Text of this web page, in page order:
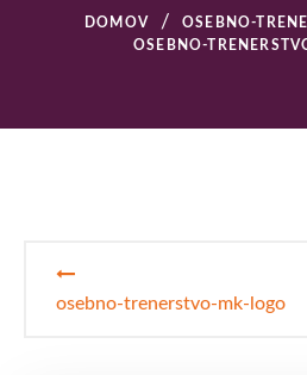
DOMOV
OSEBNO-
OSEBNO-
prispevka
osebno-trenerstvo-mk-logo